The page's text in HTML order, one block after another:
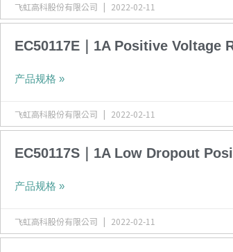
飞虹高科股份有限公司 2022-02-11
EC50117E｜1A Positive Voltage
产品规格 »
飞虹高科股份有限公司 2022-02-11
EC50117S｜1A Low Dropout
产品规格 »
飞虹高科股份有限公司 2022-02-11